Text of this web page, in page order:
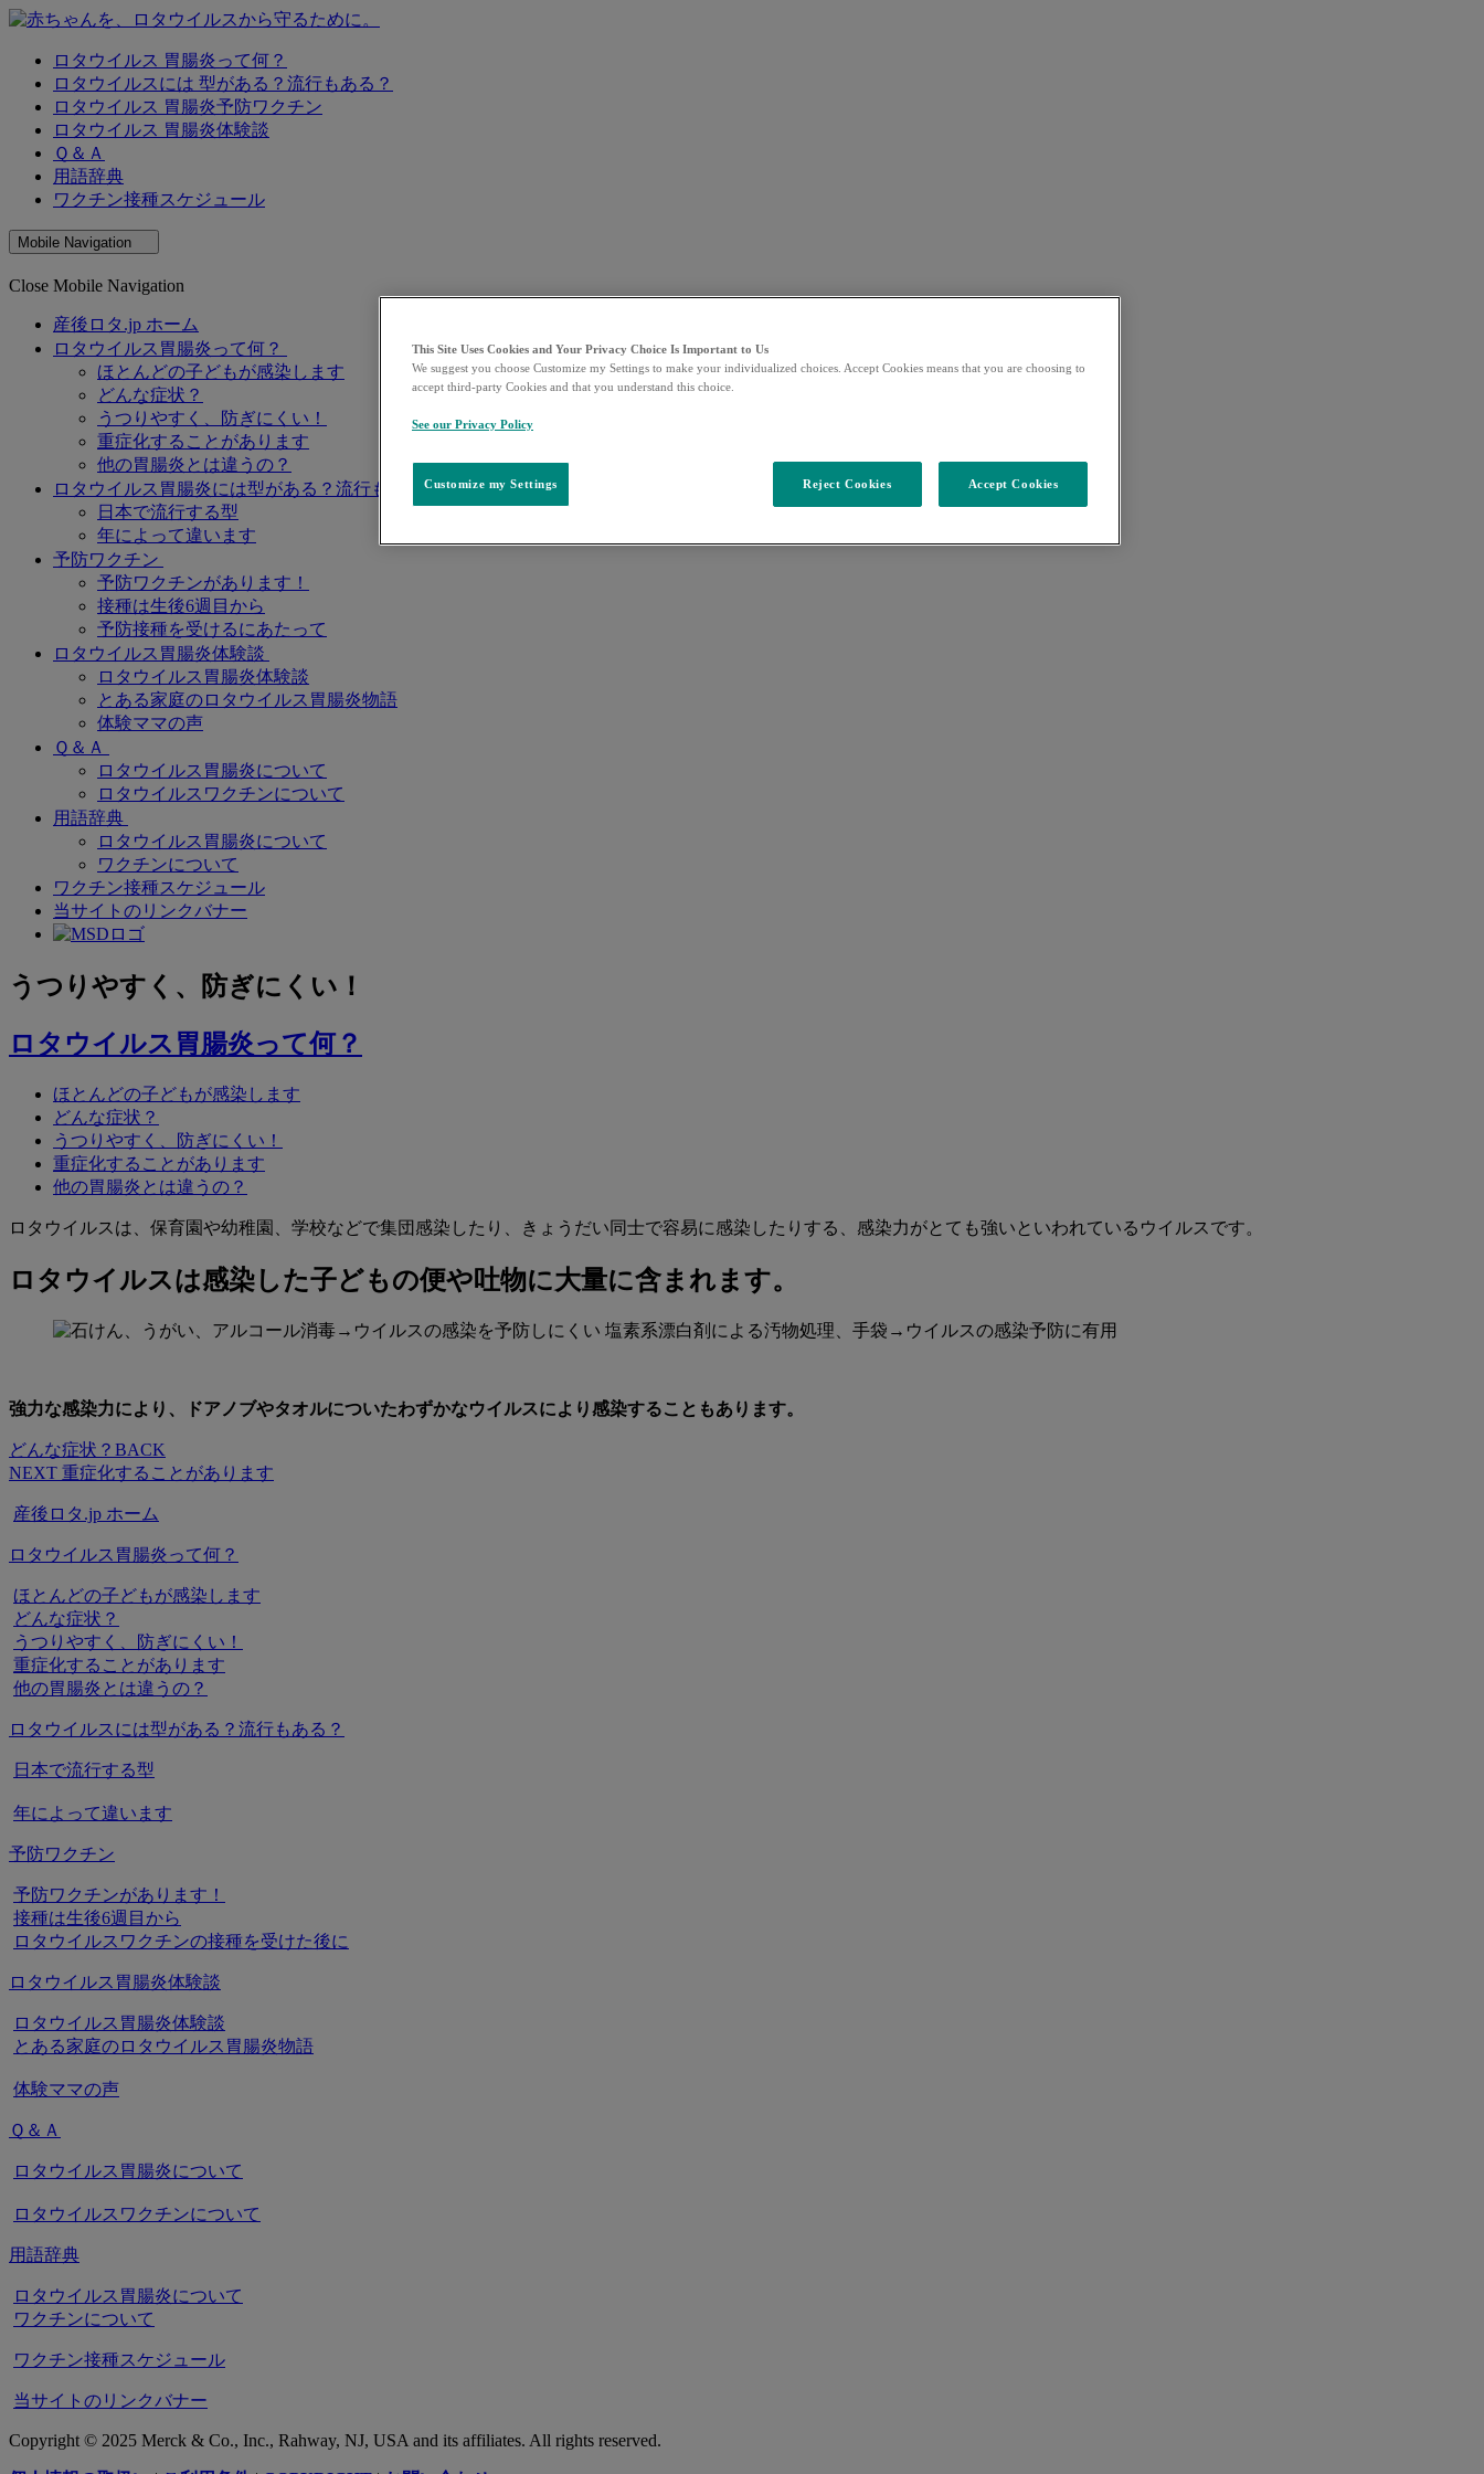
ロタウイルス 胃腸炎って何？
ロタウイルスには 型がある？流行もある？
ロタウイルス 胃腸炎予防ワクチン
ロタウイルス 胃腸炎体験談
Ｑ＆Ａ
用語辞典
ワクチン接種スケジュール
Mobile Navigation
Close Mobile Navigation
産後ロタ.jp ホーム
ロタウイルス胃腸炎って何？
ほとんどの子どもが感染します
どんな症状？
うつりやすく、防ぎにくい！
重症化することがあります
他の胃腸炎とは違うの？
ロタウイルス胃腸炎には型がある？流行もある？
日本で流行する型
年によって違います
予防ワクチン
予防ワクチンがあります！
接種は生後6週目から
予防接種を受けるにあたって
ロタウイルス胃腸炎体験談
ロタウイルス胃腸炎体験談
とある家庭のロタウイルス胃腸炎物語
体験ママの声
Ｑ＆Ａ
ロタウイルス胃腸炎について
ロタウイルスワクチンについて
用語辞典
ロタウイルス胃腸炎について
ワクチンについて
ワクチン接種スケジュール
当サイトのリンクバナー
うつりやすく、防ぎにくい！
ロタウイルス胃腸炎って何？
ほとんどの子どもが感染します
どんな症状？
うつりやすく、防ぎにくい！
重症化することがあります
他の胃腸炎とは違うの？
ロタウイルスは、保育園や幼稚園、学校などで集団感染したり、きょうだい同士で容易に感染したりする、感染力がとても強いといわれているウイルスです。
ロタウイルスは感染した子どもの便や吐物に大量に含まれます。
強力な感染力により、ドアノブやタオルについたわずかなウイルスにより感染することもあります。
どんな症状？ BACK
NEXT 重症化することがあります
産後ロタ.jp ホーム
ロタウイルス胃腸炎って何？
ほとんどの子どもが感染します
どんな症状？
うつりやすく、防ぎにくい！
重症化することがあります
他の胃腸炎とは違うの？
ロタウイルスには型がある？流行もある？
日本で流行する型
年によって違います
予防ワクチン
予防ワクチンがあります！
接種は生後6週目から
ロタウイルスワクチンの接種を受けた後に
ロタウイルス胃腸炎体験談
ロタウイルス胃腸炎体験談
とある家庭のロタウイルス胃腸炎物語
体験ママの声
Ｑ＆Ａ
ロタウイルス胃腸炎について
ロタウイルスワクチンについて
用語辞典
ロタウイルス胃腸炎について
ワクチンについて
ワクチン接種スケジュール
当サイトのリンクバナー
Copyright © 2025 Merck & Co., Inc., Rahway, NJ, USA and its affiliates. All rights reserved.
This Site Uses Cookies and Your Privacy Choice Is Important to Us
We suggest you choose Customize my Settings to make your individualized choices. Accept Cookies means that you are choosing to
accept third-party Cookies and that you understand this choice.
See our Privacy Policy
Customize my Settings Reject Cookies Accept Cookies